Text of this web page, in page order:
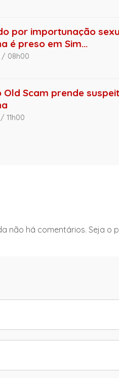
por importunação
é preso em Sim...
/ 08h00
Scam prende
11h00
não há comentários. Seja o